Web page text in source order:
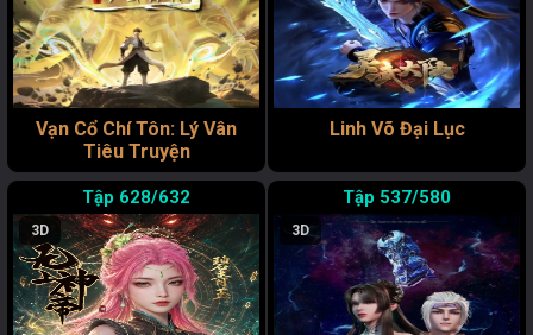
Vạn Cổ Chí Tôn: Lý Vân
Tiêu Truyện
Linh Võ Đại Lục
628/632
3D
537/580
3D